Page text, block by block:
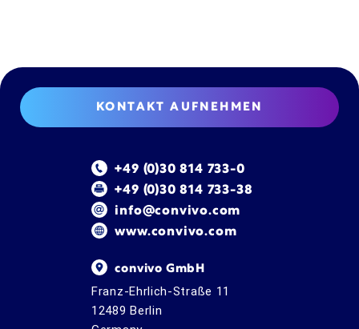
KONTAKT AUFNEHMEN
+49 (0)30 814 733-0
+49 (0)30 814 733-38
info@convivo.com
www.convivo.com
convivo GmbH
Franz-Ehrlich-Straße 11
12489 Berlin